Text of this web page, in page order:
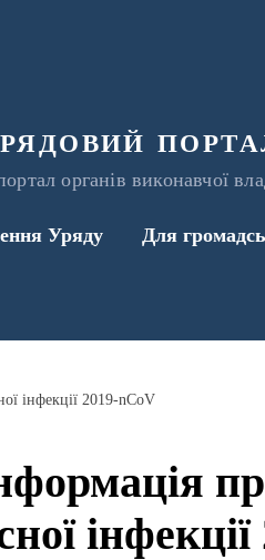
органів виконавчої
Уряду Для
інфекції 2019-nCoV